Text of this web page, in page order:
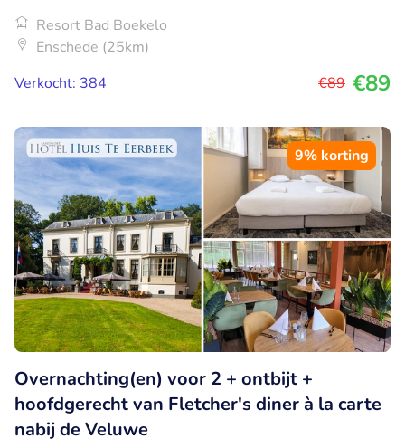
Resort Bad Boekelo
Enschede (25km)
Verkocht: 384
€89 €89
9% korting
Overnachting(en) voor 2 + ontbijt +
hoofdgerecht van Fletcher's diner à la carte
nabij de Veluwe